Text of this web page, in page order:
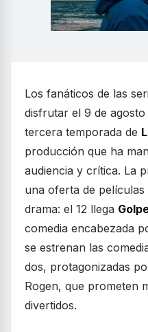
Los fanáticos de las
disfrutar el 9 de
tercera temporada de
producción que ha
audiencia y crítica. La
una oferta de
drama: el 12 llega
comedia encabezada
se estrenan las
dos, protagonizadas
Rogen, que prometen
divertidos.